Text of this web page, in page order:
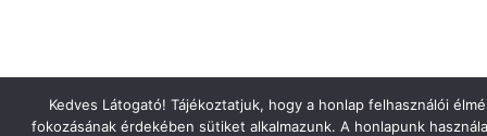
Kedves Látogató! Tájékoztatjuk, hogy a honlap felhasználói
fokozásának érdekében sütiket alkalmazunk. A honlapunk